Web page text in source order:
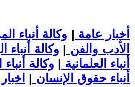
أخبار عامة | وكالة أنباء
الأدب والفن | وكالة أنباء
أنباء العلمانية | وكالة
أنباء حقوق الإنسان |